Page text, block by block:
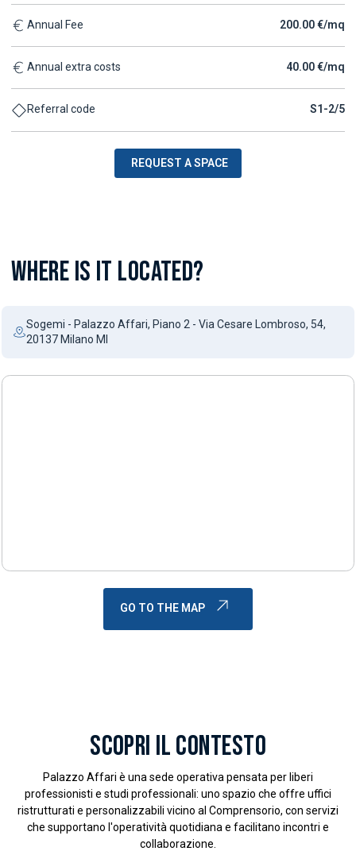
Annual Fee 200.00 €/mq
Annual extra costs 40.00 €/mq
Referral code S1-2/5
REQUEST A SPACE
WHERE IS IT LOCATED?
Sogemi - Palazzo Affari, Piano 2 - Via Cesare Lombroso, 54,
20137 Milano MI
GO TO THE MAP
SCOPRI IL CONTESTO
Palazzo Affari è una sede operativa pensata per liberi
professionisti e studi professionali: uno spazio che offre uffici
ristrutturati e personalizzabili vicino al Comprensorio, con servizi
che supportano l'operatività quotidiana e facilitano incontri e
collaborazione.